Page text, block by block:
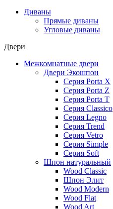
Диваны
Прямые диваны
Угловые диваны
Двери
Межкомнатные двери
Двери Экошпон
Серия Porta X
Серия Porta Z
Серия Porta T
Серия Classico
Серия Legno
Серия Trend
Серия Vetro
Серия Simple
Серия Soft
Шпон натуральный
Wood Classic
Шпон Элит
Wood Modern
Wood Flat
Wood Art